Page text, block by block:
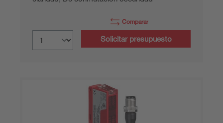
Comparar
Solicitar presupuesto